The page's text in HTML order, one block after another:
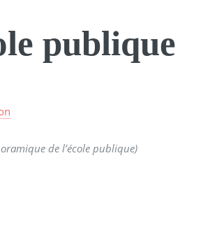
publique
de l’école publique)